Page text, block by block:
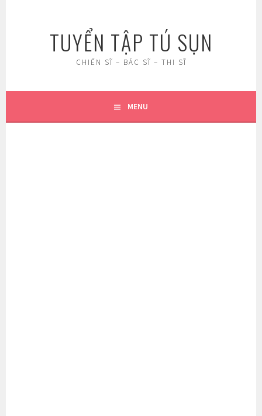
TUYỂN TẬP TÚ SỤN
CHIẾN SĨ – BÁC SĨ – THI SĨ
MENU